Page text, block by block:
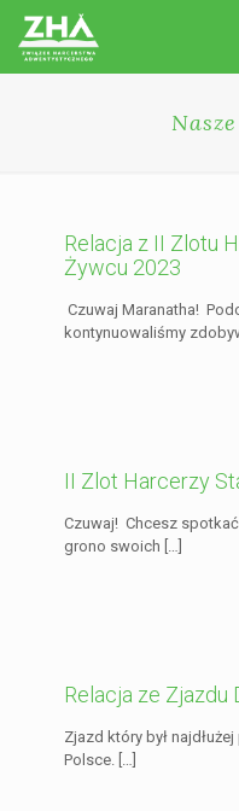
Relacja z II Zlotu
Żywcu 2023
Czuwaj Maranatha!
kontynuowaliśmy
II Zlot Harcerzy
Czuwaj! Chcesz
grono swoich […]
Relacja ze Zjazdu
Zjazd który był
Polsce. […]